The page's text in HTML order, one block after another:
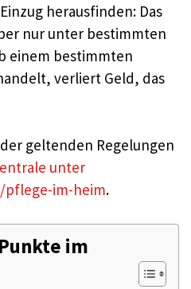
herausfinden: Das
nur unter bestimmten
einem bestimmten
verliert Geld, das
geltenden Regelungen
unter
im-heim.
im